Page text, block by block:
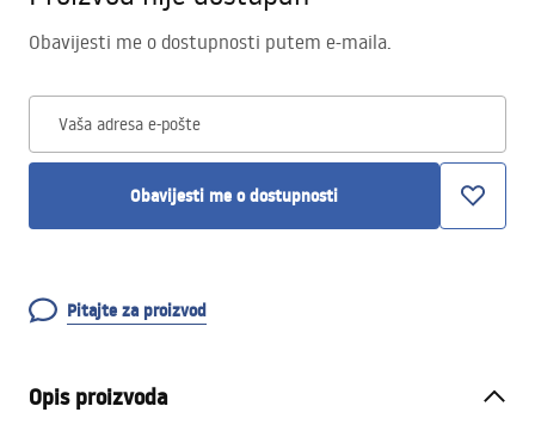
Obavijesti me o dostupnosti putem e-maila.
Vaša adresa e-pošte
Obavijesti me o dostupnosti
Pitajte za proizvod
Opis proizvoda